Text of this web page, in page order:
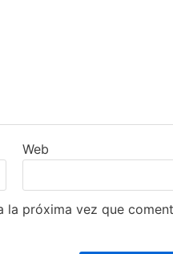
Web
la próxima vez que